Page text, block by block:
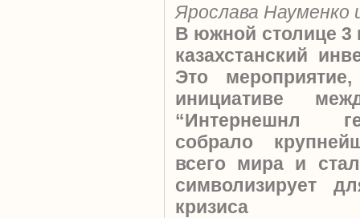
Ярослава
В южной столице 3
казахстанский
Это
инициативе
“Интернешнл
собрало
всего мира и
символизирует
кризиса